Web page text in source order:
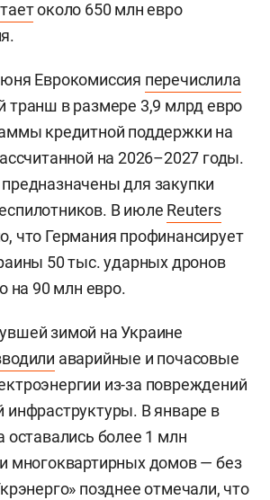
около 650 млн евро
Еврокомиссия перечислила
транш в размере 3,9 млрд евро
кредитной поддержки на
на 2026–2027 годы.
для закупки
В июле Reuters
что Германия профинансирует
50 тыс. ударных дронов
на 90 млн евро.
зимой на Украине
аварийные и почасовые
из-за повреждений
инфраструктуры. В январе в
оставались более 1 млн
многоквартирных домов — без
позднее отмечали, что